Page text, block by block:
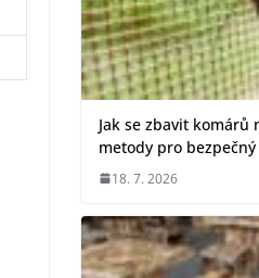
Jak se zbavit komárů
metody pro
18. 7. 2026